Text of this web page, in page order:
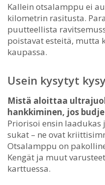
Kallein otsalamppu ei
kilometrin rasitusta.
puutteellista
poistavat esteitä, mutta
kaupassa.
Usein kysytyt
Mistä aloittaa
hankkiminen, jos
Priorisoi ensin
sukat – ne ovat
Otsalamppu on
Kengät ja muut
karttuessa.